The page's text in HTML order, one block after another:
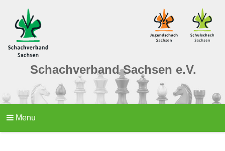
Schachverband Sachsen e.V.
Menu